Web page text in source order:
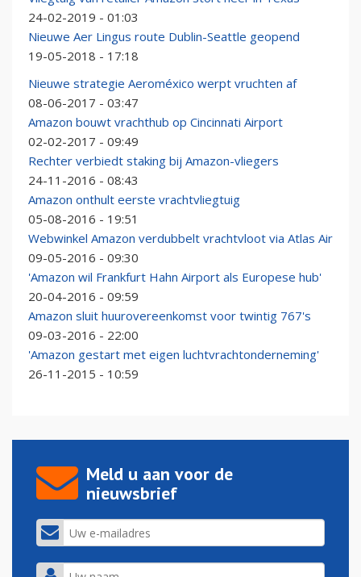
24-02-2019 - 01:03
Nieuwe Aer Lingus route Dublin-Seattle geopend
19-05-2018 - 17:18
Nieuwe strategie Aeroméxico werpt vruchten af
08-06-2017 - 03:47
Amazon bouwt vrachthub op Cincinnati Airport
02-02-2017 - 09:49
Rechter verbiedt staking bij Amazon-vliegers
24-11-2016 - 08:43
Amazon onthult eerste vrachtvliegtuig
05-08-2016 - 19:51
Webwinkel Amazon verdubbelt vrachtvloot via Atlas Air
09-05-2016 - 09:30
'Amazon wil Frankfurt Hahn Airport als Europese hub'
20-04-2016 - 09:59
Amazon sluit huurovereenkomst voor twintig 767's
09-03-2016 - 22:00
'Amazon gestart met eigen luchtvrachtonderneming'
26-11-2015 - 10:59
Meld u aan voor de
nieuwsbrief